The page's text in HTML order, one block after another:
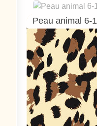
Peau animal 6-1